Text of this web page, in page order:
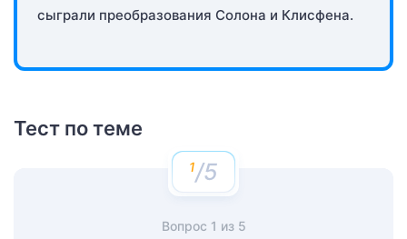
сыграли преобразования Солона и Клисфена.
Тест по теме
/5
Вопрос 1 из 5